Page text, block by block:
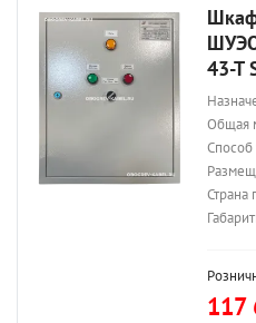
43-Т
Общая
Способ
Страна
117